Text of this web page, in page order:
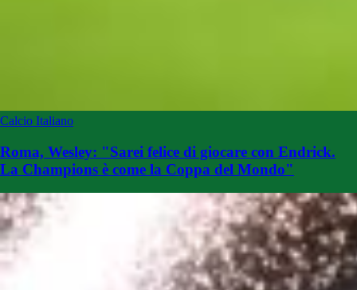
Calcio Italiano
Roma, Wesley: "Sarei felice di giocare con Endrick.
La Champions è come la Coppa del Mondo"